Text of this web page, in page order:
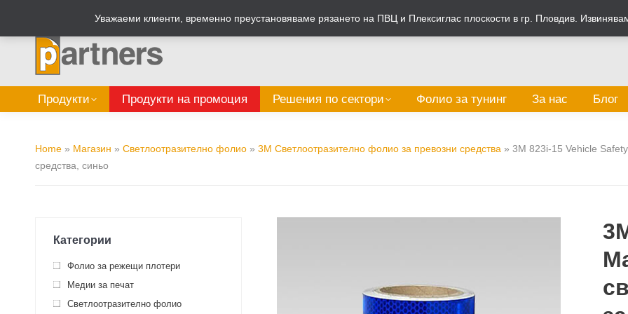
Табелен калкулатор
Продукти Продукти на промоция Решения по сектори Фолио за тунинг За нас Блог
Home » Магазин » Светлоотразително фолио » 3M Светлоотразително фолио за превозни средства » 3M 823i-15 Vehicle
средства, синьо
Категории
Фолио за режещи плотери
Медии за печат
Светлоотразително фолио
Уважаеми клиенти, временно преустановяваме рязането на ПВЦ и Плексиглас плоскости в гр. Пловдив.